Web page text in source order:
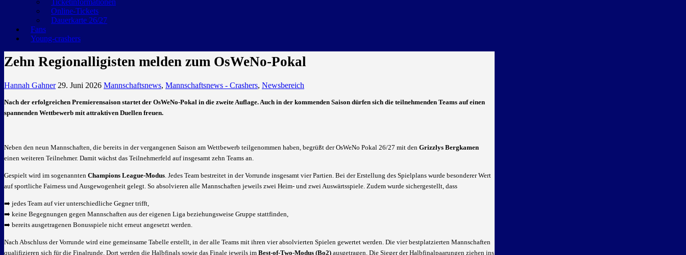
Ticketinformationen
Online-Tickets
Dauerkarte 26/27
Fans
Young-crashers
Zehn Regionalligisten melden zum OsWeNo-Pokal
Hannah Gahner 29. Juni 2026 Mannschaftsnews, Mannschaftsnews - Crashers, Newsbereich
Nach der erfolgreichen Premierensaison startet der OsWeNo-Pokal in die zweite Auflage. Auch in der kommenden Saison dürfen sich die teilnehmenden Teams auf einen
spannenden Wettbewerb mit attraktiven Duellen freuen.
Neben den neun Mannschaften, die bereits in der vergangenen Saison am Wettbewerb teilgenommen haben, begrüßt der OsWeNo Pokal 26/27 mit den Grizzlys Bergkamen
einen weiteren Teilnehmer. Damit wächst das Teilnehmerfeld auf insgesamt zehn Teams an.
Gespielt wird im sogenannten Champions League-Modus. Jedes Team bestreitet in der Vorrunde insgesamt vier Partien. Bei der Erstellung des Spielplans wurde besonderer Wert
auf sportliche Fairness und Ausgewogenheit gelegt. So absolvieren alle Mannschaften jeweils zwei Heim- und zwei Auswärtsspiele. Zudem wurde sichergestellt, dass
➡️ jedes Team auf vier unterschiedliche Gegner trifft,
➡️ keine Begegnungen gegen Mannschaften aus der eigenen Liga beziehungsweise Gruppe stattfinden,
➡️ bereits ausgetragenen Bonusspiele nicht erneut angesetzt werden.
Nach Abschluss der Vorrunde wird eine gemeinsame Tabelle erstellt, in der alle Teams mit ihren vier absolvierten Spielen gewertet werden. Die vier bestplatzierten Mannschaften
qualifizieren sich für die Finalrunde. Dort werden die Halbfinals sowie das Finale jeweils im Best-of-Two-Modus (Bo2) ausgetragen. Die Sieger der Halbfinalpaarungen ziehen ins